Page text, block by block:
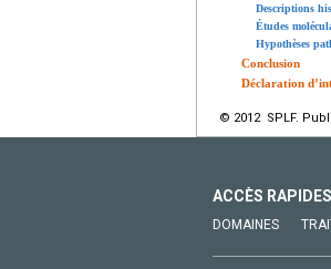
Descriptions
Études
Hypothèses
Conclusion
Déclaration
© 2012 SPLF.
ACCÈS RAPIDES
DOMAINES